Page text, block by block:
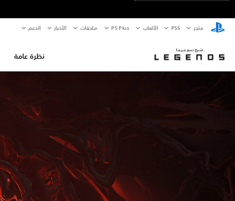
متجر PS5‏ الألعاب PS Plus ملحقات الأخبار الدعم
نظرة عامة